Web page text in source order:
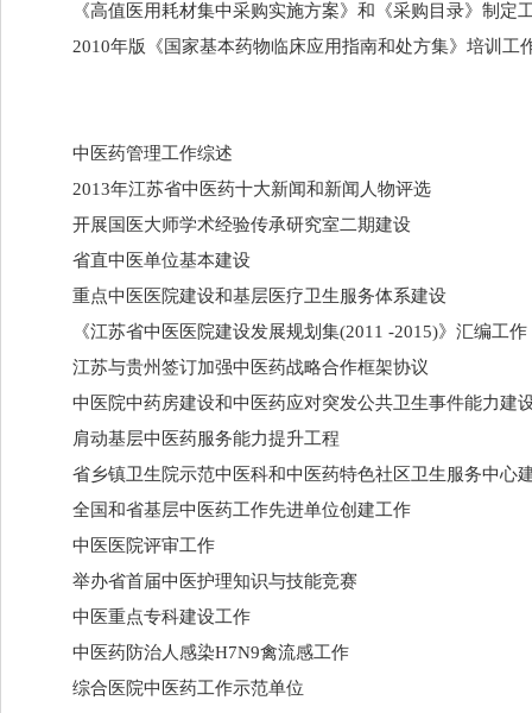
《高值医用耗材集中采购实施方案》和《采购目录》制定
2010年版《国家基本药物临床应用指南和处方集》培训工
中医药管理工作综述
2013年江苏省中医药十大新闻和新闻人物评选
开展国医大师学术经验传承研究室二期建设
省直中医单位基本建设
重点中医医院建设和基层医疗卫生服务体系建设
《江苏省中医医院建设发展规划集(2011 -2015)》汇编工作
江苏与贵州签订加强中医药战略合作框架协议
中医院中药房建设和中医药应对突发公共卫生事件能力建
肩动基层中医药服务能力提升工程
省乡镇卫生院示范中医科和中医药特色社区卫生服务中心
全国和省基层中医药工作先进单位创建工作
中医医院评审工作
举办省首届中医护理知识与技能竞赛
中医重点专科建设工作
中医药防治人感染H7N9禽流感工作
综合医院中医药工作示范单位